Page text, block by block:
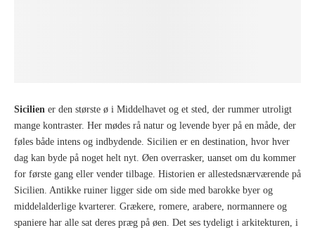
Sicilien er den største ø i Middelhavet og et sted, der rummer utroligt
mange kontraster. Her mødes rå natur og levende byer på en måde, der
føles både intens og indbydende. Sicilien er en destination, hvor hver
dag kan byde på noget helt nyt. Øen overrasker, uanset om du kommer
for første gang eller vender tilbage. Historien er allestedsnærværende på
Sicilien. Antikke ruiner ligger side om side med barokke byer og
middelalderlige kvarterer. Grækere, romere, arabere, normannere og
spaniere har alle sat deres præg på øen. Det ses tydeligt i arkitekturen, i